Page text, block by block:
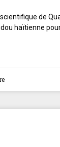
de
haïtienne